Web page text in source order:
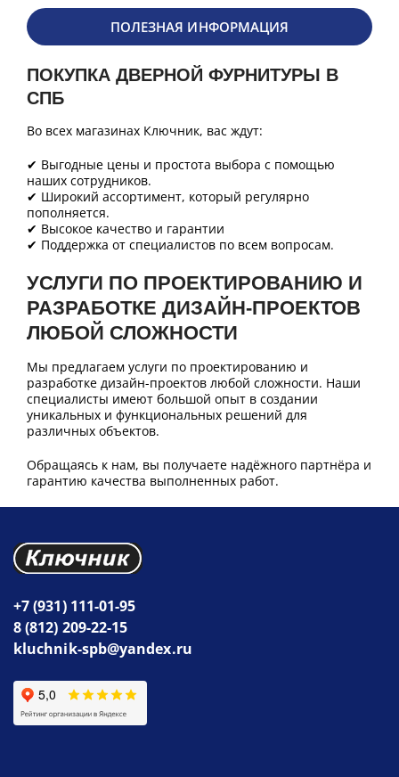
ПОЛЕЗНАЯ ИНФОРМАЦИЯ
ПОКУПКА ДВЕРНОЙ ФУРНИТУРЫ В
СПБ
Во всех магазинах Ключник, вас ждут:
✔ Выгодные цены и простота выбора с помощью
наших сотрудников.
✔ Широкий ассортимент, который регулярно
пополняется.
✔ Высокое качество и гарантии
✔ Поддержка от специалистов по всем вопросам.
УСЛУГИ ПО ПРОЕКТИРОВАНИЮ И
РАЗРАБОТКЕ ДИЗАЙН-ПРОЕКТОВ
ЛЮБОЙ СЛОЖНОСТИ
Мы предлагаем услуги по проектированию и
разработке дизайн-проектов любой сложности. Наши
специалисты имеют большой опыт в создании
уникальных и функциональных решений для
различных объектов.
Обращаясь к нам, вы получаете надёжного партнёра и
гарантию качества выполненных работ.
+7 (931) 111-01-95
8 (812) 209-22-15
kluchnik-spb@yandex.ru